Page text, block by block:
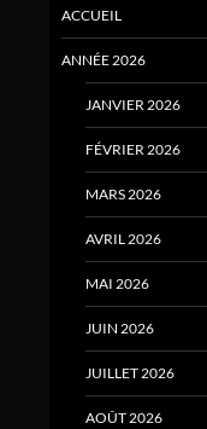
ACCUEIL
ANNÉE 2026
JANVIER 2026
FÉVRIER 2026
MARS 2026
AVRIL 2026
MAI 2026
JUIN 2026
JUILLET 2026
AOÛT 2026